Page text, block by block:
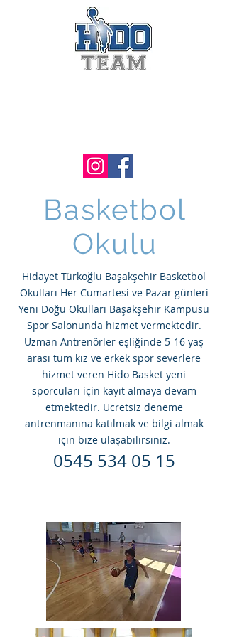
Basketbol
Okulu
Hidayet Türkoğlu Başakşehir Basketbol
Okulları Her Cumartesi ve Pazar günleri
Yeni Doğu Okulları Başakşehir Kampüsü
Spor Salonunda hizmet vermektedir.
Uzman Antrenörler eşliğinde 5-16 yaş
arası tüm kız ve erkek spor severlere
hizmet veren Hido Basket yeni
sporcuları için kayıt almaya devam
etmektedir. Ücretsiz deneme
antrenmanına katılmak ve bilgi almak
için bize ulaşabilirsiniz.
0545 534 05 15